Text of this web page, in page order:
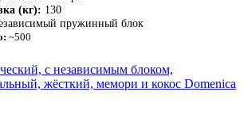
(кг): 130
пружинный блок
~500